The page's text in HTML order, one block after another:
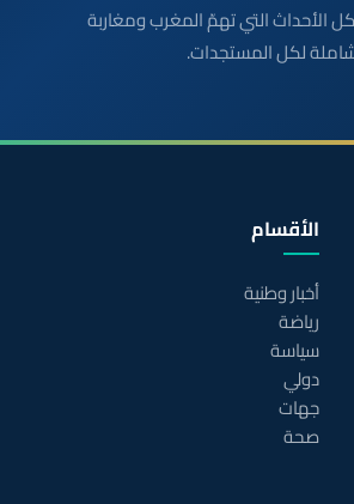
مباشرة لكل الأحداث التي تهمّ المغرب ومغاربة
لكل المستجدات.
الأقسام
أخبار وطنية
رياضة
سياسة
دولي
جهات
صحة